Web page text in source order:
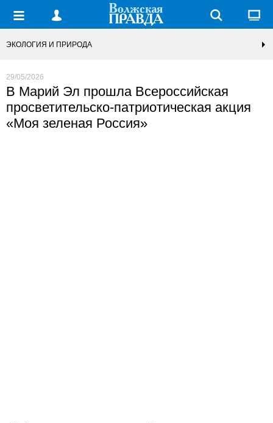
ЭКОЛОГИЯ И ПРИРОДА
29/05/2026
В Марий Эл прошла Всероссийская
просветительско-патриотическая акция
«Моя зеленая Россия»